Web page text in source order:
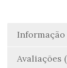
Avaliações